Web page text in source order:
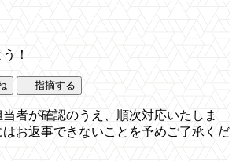
！
指摘する
者が確認のうえ、順次対応いたしま
お返事できないことを予めご了承くだ